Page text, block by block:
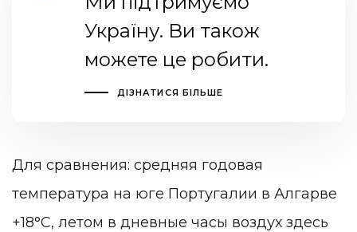
Україну. Ви також
можете це робити.
ДІЗНАТИСЯ БІЛЬШЕ
Для сравнения: средняя годовая
температура на юге Португалии в Алгарве
+18°C, летом в дневные часы воздух здесь